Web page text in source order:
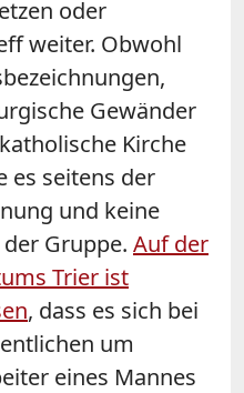
oder
weiter. Obwohl
Gewänder
Kirche
es seitens der
und keine
Gruppe. Auf der
Trier ist
, dass es sich bei
um
eines Mannes